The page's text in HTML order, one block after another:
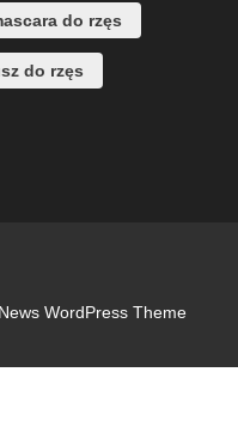
do rzęs
do rzęs
WordPress Theme